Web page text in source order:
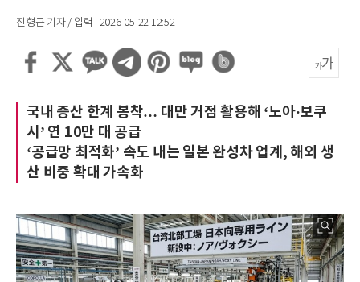
진형근 기자 / 입력 : 2026-05-22 12:52
국내 증산 한계 봉착… 대만 거점 활용해 ‘노아·보쿠
시’ 연 10만 대 공급
‘공급망 최적화’ 속도 내는 일본 완성차 업계, 해외 생
산 비중 확대 가속화